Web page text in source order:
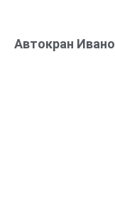
Автокран